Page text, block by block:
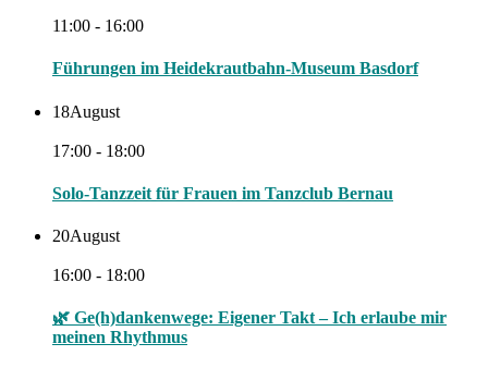
11:00 - 16:00
Führungen im Heidekrautbahn-Museum Basdorf
18August
17:00 - 18:00
Solo-Tanzzeit für Frauen im Tanzclub Bernau
20August
16:00 - 18:00
🌿 Ge(h)dankenwege: Eigener Takt – Ich erlaube mir
meinen Rhythmus